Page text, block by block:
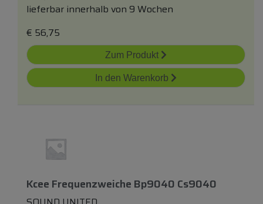
lieferbar innerhalb von 9 Wochen
€ 56,75
Zum Produkt
In den Warenkorb
Kcee Frequenzweiche Bp9040 Cs9040